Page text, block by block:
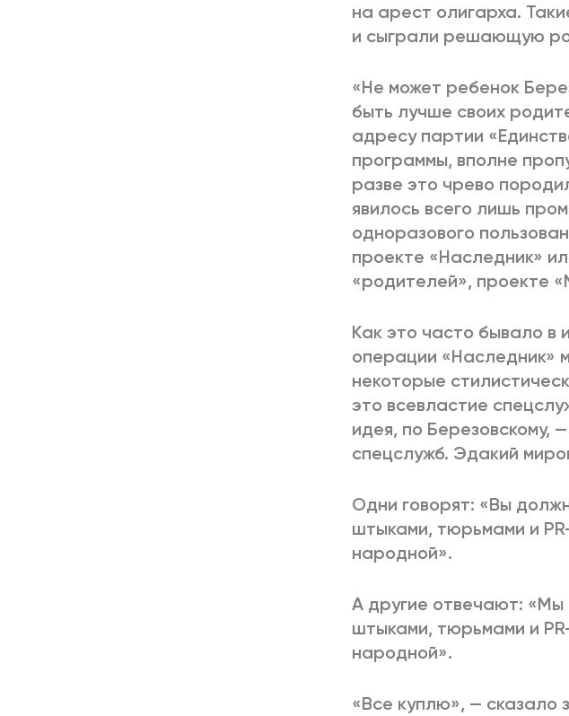
на арест олигарха.
и сыграли решающую
«Не может ребенок
быть лучше своих
адресу партии
программы, вполне
разве это чрево
явилось всего лишь
одноразового
проекте «Наследник»
«родителей», проекте
Как это часто бывало в
операции «Наследник»
некоторые
это всевластие
идея, по Березовскому,
спецслужб. Эдакий
Одни говорят: «Вы
штыками, тюрьмами и
народной».
А другие отвечают: «Мы
штыками, тюрьмами и
народной».
«Все куплю», — сказало